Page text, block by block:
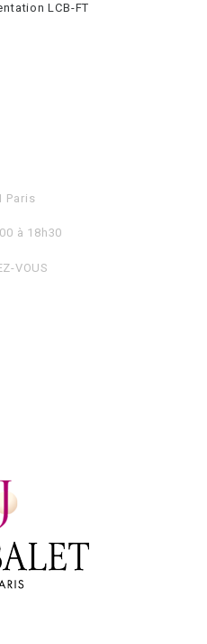
LCB-FT
Paris
à 18h30
VOUS